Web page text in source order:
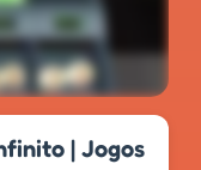
999k+
| Jogos